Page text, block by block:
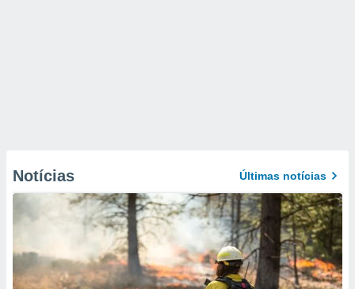
Notícias Últimas notícias